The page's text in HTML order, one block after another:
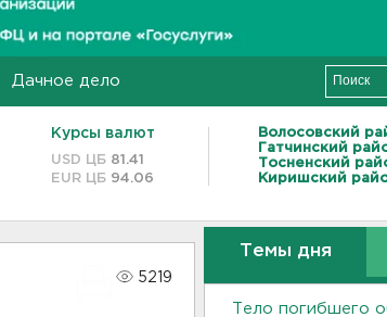
Дачное дело
Курсы валют
USD ЦБ 81.41
EUR ЦБ 94.06
Волосовский
Гатчинский
Тосненский
Киришский
5219
Темы дня
Тело погибшего